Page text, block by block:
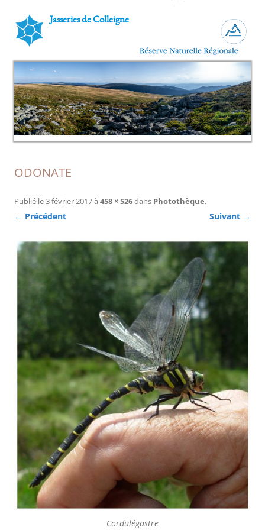
Jasseries de Colleigne
ODONATE
Publié le3 février 2017à 458 × 526dans Photothèque.
← Précédent Suivant →
Cordulégastre